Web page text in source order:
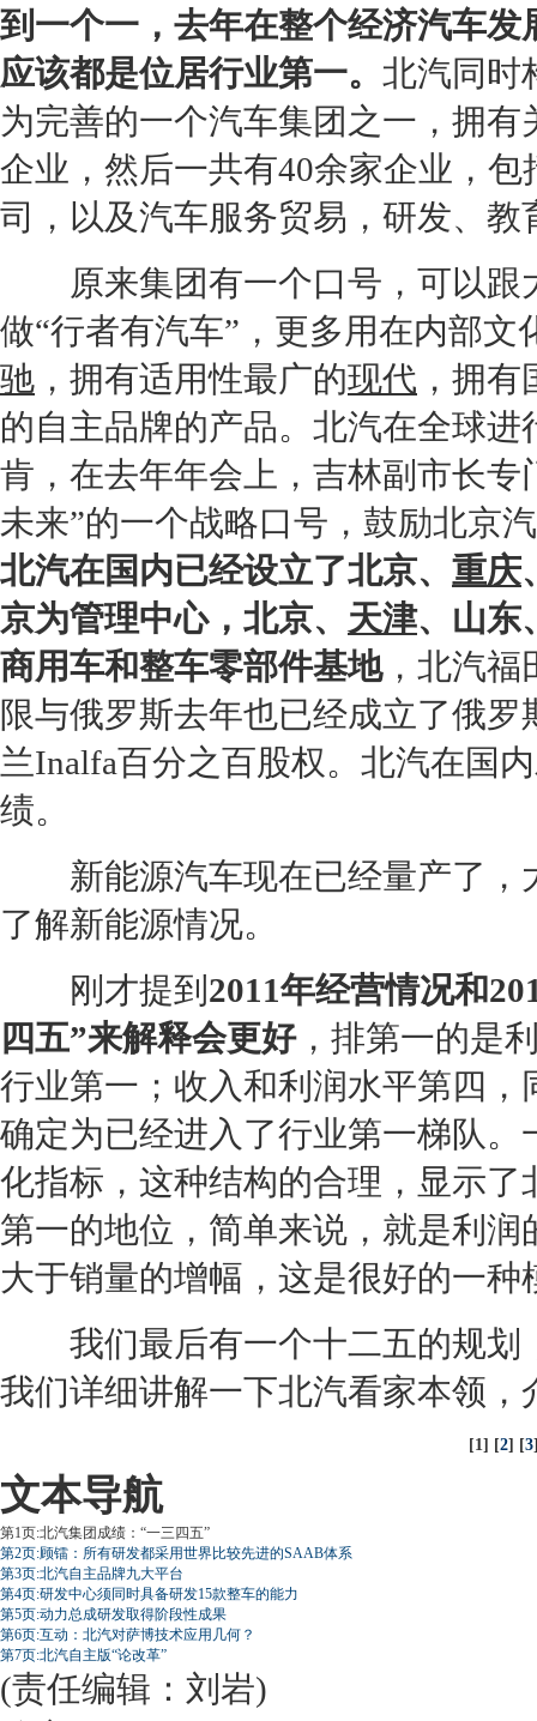
到一个一，去年在整个经济汽车
应该都是位居行业第一。 北汽同时
为完善的一个汽车集团之一，拥
企业，然后一共有40余家企业，
司，以及汽车服务贸易，研发、
原来集团有一个口号，可以跟
做“行者有汽车”，更多用在内部
驰 ，拥有适用性最广的现代 ，拥
的自主品牌的产品。北汽在全球
肯，在去年年会上，吉林副市长专
未来”的一个战略口号，鼓励北京
北汽在国内已经设立了北京、 重庆
京为管理中心， 北京、 天津、山东
商用车和整车零部件基地，北汽福
限与俄罗斯去年也已经成立了俄
兰Inalfa百分之百股权。北汽在国
绩。
新能源汽车现在已经量产了，
了解新能源情况。
刚才提到 2011年经营情况和
四五”来解释会更好，排第一的是
行业第一；收入和利润水平第四
确定为已经进入了行业第一梯队
化指标，这种结构的合理，显示
第一的地位，简单来说，就是利
大于销量的增幅，这是很好的一种
我们最后有一个十二五的规划
我们详细讲解一下北汽看家本领
[1] [2] [3
文本导航
第1页:北汽集团成绩：“一三四五”
第2页:顾镭：所有研发都采用世界比较先进的SAAB体系
第3页:北汽自主品牌九大平台
第4页:研发中心须同时具备研发15款整车的能力
第5页:动力总成研发取得阶段性成果
第6页:互动：北汽对萨博技术应用几何？
第7页:北汽自主版“论改革”
(责任编辑：刘岩)